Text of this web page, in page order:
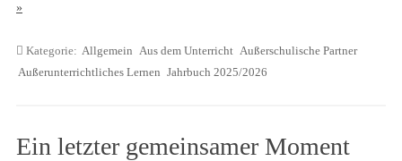
»
Kategorie: Allgemein Aus dem Unterricht Außerschulische Partner
Außerunterrichtliches Lernen Jahrbuch 2025/2026
Ein letzter gemeinsamer Moment